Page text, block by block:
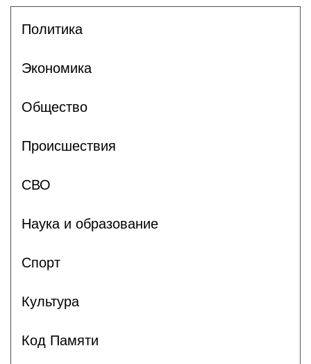
Политика
Экономика
Общество
Происшествия
СВО
Наука и образование
Спорт
Культура
Код Памяти